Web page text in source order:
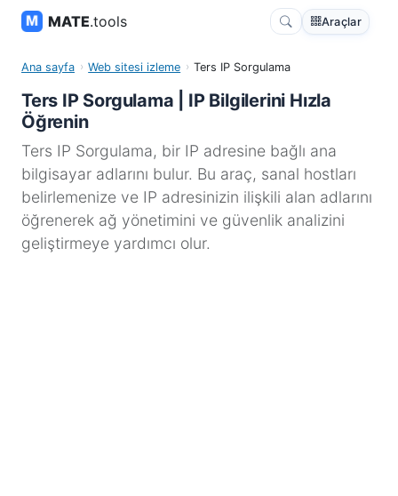
MATE.tools Araçlar
Ana sayfa Web sitesi izleme Ters IP Sorgulama
Ters IP Sorgulama | IP Bilgilerini Hızla
Öğrenin
Ters IP Sorgulama, bir IP adresine bağlı ana
bilgisayar adlarını bulur. Bu araç, sanal hostları
belirlemenize ve IP adresinizin ilişkili alan adlarını
öğrenerek ağ yönetimini ve güvenlik analizini
geliştirmeye yardımcı olur.